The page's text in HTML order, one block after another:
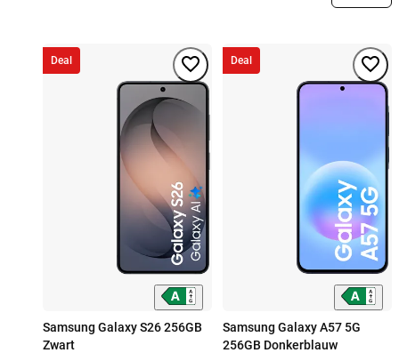
Deal
Samsung Galaxy S26 256GB
Zwart
Deal
Samsung Galaxy A57 5G
256GB Donkerblauw